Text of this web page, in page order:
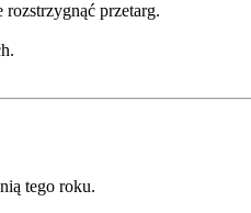
przetarg.
tego roku.